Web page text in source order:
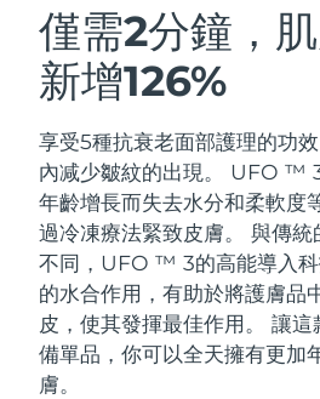
僅需2分鐘，
新增126%
享受5種抗衰老面部護理的功
內减少皺紋的出現。 UFO ™
年齡增長而失去水分和柔軟度
過冷凍療法緊致皮膚。
與傳統
不同，UFO ™ 3的高能導入科
的水合作用，有助於將護膚品
皮，使其發揮最佳作用。 讓
備單品，你可以全天擁有更加
膚。
LUNA™ 4 套裝
Anti-aging
LUNA™ 4 Plus
Massage, LED
BEAR™ 2 套裝
Microcurrent
BEAR™ 2 go
Microcurrent
補水保濕
UFO™ 3 套裝
Deep facial
口
issa™ 4
Hybrid silicone
FAQ™ 抗老護理
奧地利
巴林
比利時
百慕達
波士尼亞與赫塞哥維納
汶萊
保加利亞